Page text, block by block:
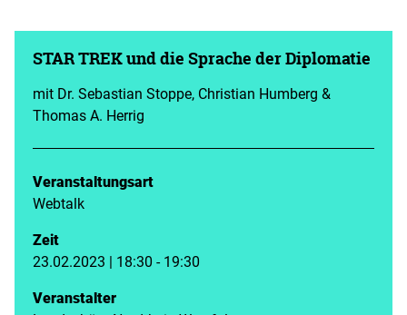
STAR TREK und die Sprache der Diplomatie
mit Dr. Sebastian Stoppe, Christian Humberg &
Thomas A. Herrig
Veranstaltungsart
Webtalk
Zeit
23.02.2023 | 18:30 - 19:30
Veranstalter